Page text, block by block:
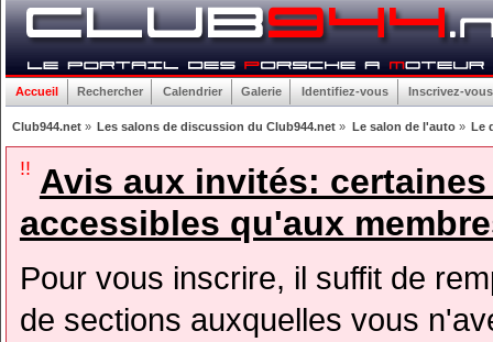
Accueil Rechercher Calendrier Galerie Identifiez-vous Inscrivez-vous
Club944.net» Les salons de discussion du Club944.net » Le salon de l'auto» Le
!! Avis aux invités:
accessibles qu'aux
Pour vous inscrire, il suffit de
de sections auxquelles vous